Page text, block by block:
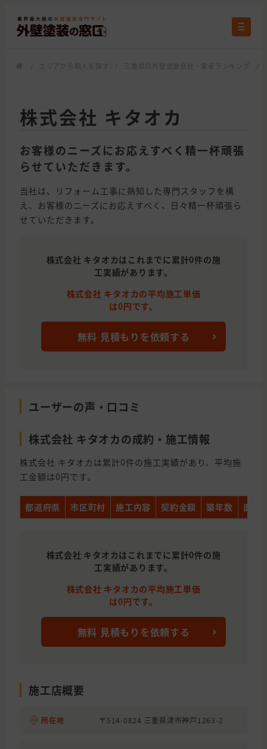
株式会社 キタオカ
お客様のニーズにお応えすべく精一杯頑張
らせていただきます。
当社は、リフォーム工事に熟知した専門スタッフを構
え、お客様のニーズにお応えすべく、日々精一杯頑張ら
せていただきます。
株式会社 キタオカはこれまでに累計0件の施
工実績があります。
株式会社 キタオカの平均施工単価
は0円です。
無料 見積もりを依頼する
ユーザーの声・口コミ
株式会社 キタオカの成約・施工情報
株式会社 キタオカは累計0件の施工実績があり、平均施
工金額は0円です。
都道府県 市区町村 施工内容 契約金額 築年数 面積
株式会社 キタオカはこれまでに累計0件の施
工実績があります。
株式会社 キタオカの平均施工単価
は0円です。
無料 見積もりを依頼する
施工店概要
所在地 〒514-0824 三重県津市神戸1263-2